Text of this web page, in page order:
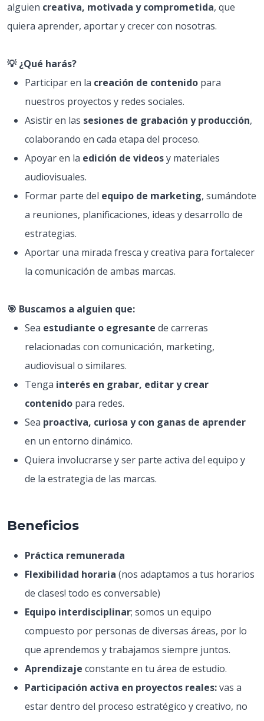
alguien creativa, motivada y comprometida, que
quiera aprender, aportar y crecer con nosotras.
💡 ¿Qué harás?
Participar en la creación de contenido para
nuestros proyectos y redes sociales.
Asistir en las sesiones de grabación y producción,
colaborando en cada etapa del proceso.
Apoyar en la edición de videosy materiales
audiovisuales.
Formar parte del equipo de marketing, sumándote
a reuniones, planificaciones, ideas y desarrollo de
estrategias.
Aportar una mirada fresca y creativa para fortalecer
la comunicación de ambas marcas.
🎯 Buscamos a alguien que:
Sea estudiante o egresante de carreras
relacionadas con comunicación, marketing,
audiovisual o similares.
Tenga interés en grabar, editar y crear
contenido para redes.
Sea proactiva, curiosa y con ganas de aprender
en un entorno dinámico.
Quiera involucrarse y ser parte activa del equipo y
de la estrategia de las marcas.
Beneficios
Práctica remunerada
Flexibilidad horaria (nos adaptamos a tus horarios
de clases! todo es conversable)
Equipo interdisciplinar; somos un equipo
compuesto por personas de diversas áreas, por lo
que aprendemos y trabajamos siempre juntos.
Aprendizaje constante en tu área de estudio.
Participación activa en proyectos reales:vas a
estar dentro del proceso estratégico y creativo, no